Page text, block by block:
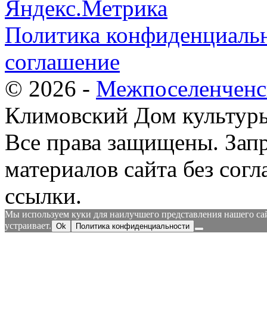
Политика
соглашение
© 2026 -
Климовский Дом
Все права защищены.
материалов сайта без
ссылки.
Мы используем куки для наилучшего представления нашего
устраивает. Ok Политика конфиденциальности